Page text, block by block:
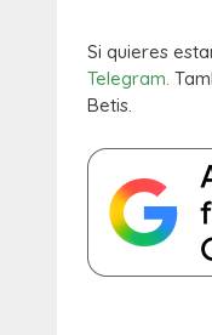
Si quieres
Telegram.
Betis.